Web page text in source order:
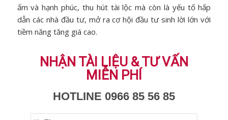
ấm và hạnh phúc, thu hút tài lộc mà còn là yếu tố hấp
dẫn các nhà đầu tư, mở ra cơ hội đầu tư sinh lời lớn với
tiềm năng tăng giá cao.
NHẬN TÀI LIỆU & TƯ VẤN
MIỄN PHÍ
HOTLINE 0966 85 56 85